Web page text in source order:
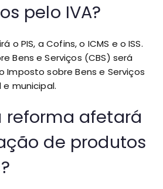
pelo IVA?
o PIS, a Cofins, o ICMS e o ISS.
Bens e Serviços (CBS) será
Imposto sobre Bens e Serviços
municipal.
reforma afetará
de produtos